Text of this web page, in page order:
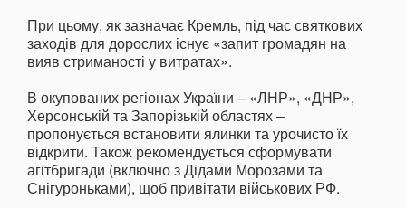
При цьому, як зазначає Кремль, під час святкових
заходів для дорослих існує «запит громадян на
вияв стриманості у витратах».
В окупованих регіонах України – «ЛНР», «ДНР»,
Херсонській та Запорізькій областях –
пропонується встановити ялинки та урочисто їх
відкрити. Також рекомендується сформувати
агітбригади (включно з Дідами Морозами та
Снігуроньками), щоб привітати військових РФ.